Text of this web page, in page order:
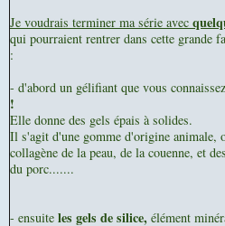
Je voudrais terminer ma série avec
qui pourraient rentrer dans cette grande
:
- d'abord un gélifiant que vous
!
Elle donne des gels épais à solides.
Il s'agit d'une gomme d'origine animale,
collagène de la peau, de la couenne, et
du porc.......
- ensuite les gels de silice, élément